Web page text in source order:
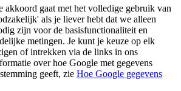
akkoord gaat met het volledige gebruik van
als je liever hebt dat we alleen
zijn voor de basisfunctionaliteit en
metingen. Je kunt je keuze op elk
of intrekken via de links in ons
over hoe Google met gegevens
geeft, zie Hoe Google gegevens